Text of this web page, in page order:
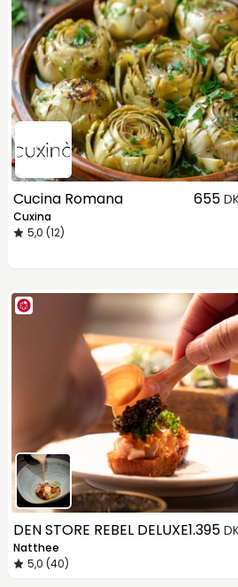
Cucina Romana
Cuxina
5,0 (12)
655
DEN STORE REBEL DELUXE
Natthee
5,0 (40)
1.395